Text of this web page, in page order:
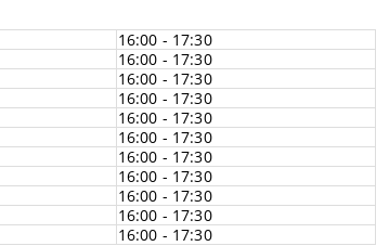
16:00 - 17:30
16:00 - 17:30
16:00 - 17:30
16:00 - 17:30
16:00 - 17:30
16:00 - 17:30
16:00 - 17:30
16:00 - 17:30
16:00 - 17:30
16:00 - 17:30
16:00 - 17:30